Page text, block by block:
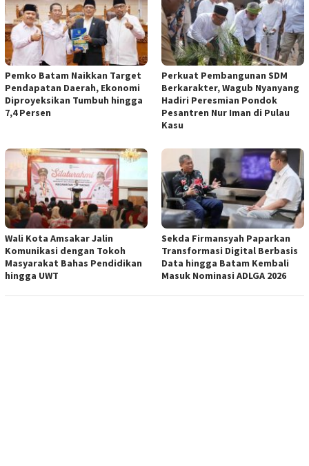
Pemko Batam Naikkan Target
Pendapatan Daerah, Ekonomi
Diproyeksikan Tumbuh hingga
7,4 Persen
Perkuat Pembangunan SDM
Berkarakter, Wagub Nyanyang
Hadiri Peresmian Pondok
Pesantren Nur Iman di Pulau
Kasu
Wali Kota Amsakar Jalin
Komunikasi dengan Tokoh
Masyarakat Bahas Pendidikan
hingga UWT
Sekda Firmansyah Paparkan
Transformasi Digital Berbasis
Data hingga Batam Kembali
Masuk Nominasi ADLGA 2026